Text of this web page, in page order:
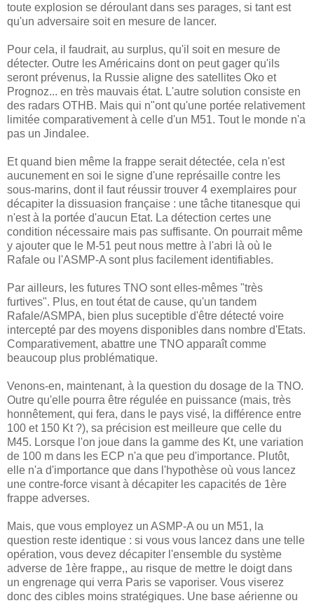
toute explosion se déroulant dans ses parages, si tant est
qu'un adversaire soit en mesure de lancer.
Pour cela, il faudrait, au surplus, qu'il soit en mesure de
détecter. Outre les Américains dont on peut gager qu'ils
seront prévenus, la Russie aligne des satellites Oko et
Prognoz... en très mauvais état. L'autre solution consiste en
des radars OTHB. Mais qui n"ont qu'une portée relativement
limitée comparativement à celle d'un M51. Tout le monde n'a
pas un Jindalee.
Et quand bien même la frappe serait détectée, cela n'est
aucunement en soi le signe d'une représaille contre les
sous-marins, dont il faut réussir trouver 4 exemplaires pour
décapiter la dissuasion française : une tâche titanesque qui
n'est à la portée d'aucun Etat. La détection certes une
condition nécessaire mais pas suffisante. On pourrait même
y ajouter que le M-51 peut nous mettre à l'abri là où le
Rafale ou l'ASMP-A sont plus facilement identifiables.
Par ailleurs, les futures TNO sont elles-mêmes "très
furtives". Plus, en tout état de cause, qu'un tandem
Rafale/ASMPA, bien plus suceptible d'être détecté voire
intercepté par des moyens disponibles dans nombre d'Etats.
Comparativement, abattre une TNO apparaît comme
beaucoup plus problématique.
Venons-en, maintenant, à la question du dosage de la TNO.
Outre qu'elle pourra être régulée en puissance (mais, très
honnêtement, qui fera, dans le pays visé, la différence entre
100 et 150 Kt ?), sa précision est meilleure que celle du
M45. Lorsque l'on joue dans la gamme des Kt, une variation
de 100 m dans les ECP n'a que peu d'importance. Plutôt,
elle n'a d'importance que dans l'hypothèse où vous lancez
une contre-force visant à décapiter les capacités de 1ère
frappe adverses.
Mais, que vous employez un ASMP-A ou un M51, la
question reste identique : si vous vous lancez dans une telle
opération, vous devez décapiter l'ensemble du système
adverse de 1ère frappe,, au risque de mettre le doigt dans
un engrenage qui verra Paris se vaporiser. Vous viserez
donc des cibles moins stratégiques. Une base aérienne ou